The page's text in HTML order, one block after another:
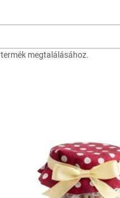
megtalálásához.